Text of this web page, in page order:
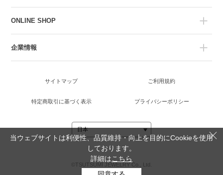
ONLINE SHOP
企業情報
サイトマップ ご利用規約
特定商取引に基づく表示 プライバシーポリシー
©TSUTSUMI JEWELRY Co., Ltd.
当ウェブサイトは利便性、品質維持・向上を目的にCookieを使用
しております。
詳細はこちら